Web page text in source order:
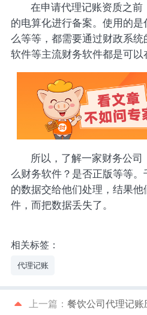
在申请代理记账资质之前
的电算化进行备案。使用的
么等等，都需要通过财政系
软件等主流财务软件都是可以
所以，了解一家财务公
么财务软件？是否正版等等。
的数据交给他们处理，结果
件，而把数据丢失了。
相关标签：
代理记账
上一篇： 餐饮公司代理记账